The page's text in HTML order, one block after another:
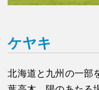
ケヤキ
北海道と九州の一部